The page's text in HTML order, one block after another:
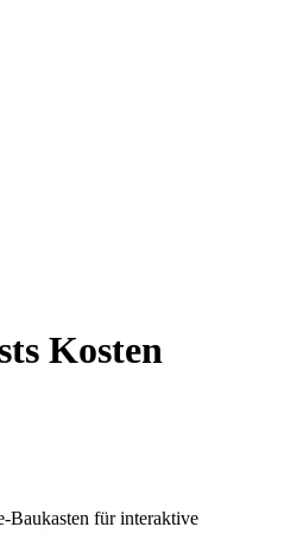
Kosten
Baukasten für interaktive